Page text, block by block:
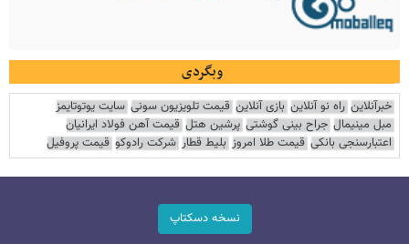
وبگردی
خبرآنلاین راه نو آنلاین بازی آنلاین قیمت تلویزیون سونی سایت یوتوتایمز
مبل مینیمال جراح بینی گوشتی پرشین هتل قیمت آهن فولاد ایرانیان
اعتبارسنجی بانکی قیمت طلا امروز بلیط قطار شرکت رادوکو قیمت پروفیل
نسخه دسکتاپ